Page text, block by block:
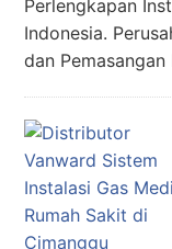
Perlengkapan
Indonesia.
dan